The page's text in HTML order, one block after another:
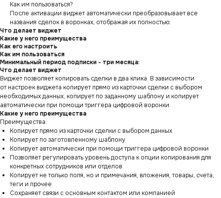
Как им пользоваться?
После активации виджет автоматически преобразовывает все
названия сделок в воронках, отображая их полностью:
Что делает виджет
Какие у него преимущества
Как его настроить
Как им пользоваться
Минимальный период подписки - три месяца:
Что делает виджет
Виджет позволяет копировать сделки в два клика. В зависимости
от настроек виджета копирует прямо из карточки сделки с выбором
необходимых данных, копирует по заданному шаблону и копирует
автоматически при помощи триггера цифровой воронки.
Какие у него преимущества
Преимущества:
Копирует прямо из карточки сделки с выбором данных
Копирует по заготовленному шаблону
Копирует автоматически при помощи триггера цифровой воронки
Позволяет регулировать уровень доступа к опции копирования для
конкретных сотрудников или отделов
Копирует не только поля, но и примечания, вложения, товары, счета,
теги и прочее
Сохраняет связи с основным контактом или компанией